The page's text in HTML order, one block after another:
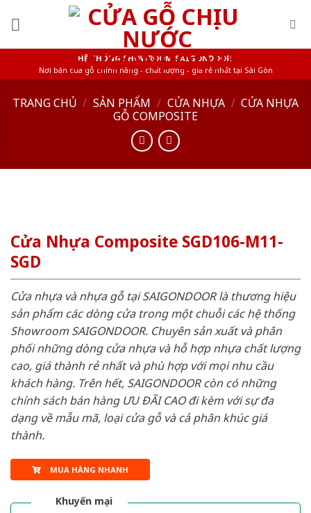
HỆ THỐNG SHOWROOM SAIGONDOOR
Nơi bán cửa gỗ chính hãng - chất lượng - giá rẻ nhất tại Sài Gòn
TRANG CHỦ / SẢN PHẨM / CỬA NHỰA / CỬA NHỰA
GỖ COMPOSITE
Cửa Nhựa Composite SGD106-M11-
SGD
Cửa nhựa và nhựa gỗ tại SAIGONDOOR là thương hiệu
sản phẩm các dòng cửa trong một chuỗi các hệ thống
Showroom SAIGONDOOR. Chuyên sản xuất và phân
phối những dòng cửa nhựa và hỗ hợp nhựa chất lượng
cao, giá thành rẻ nhất và phù hợp với mọi nhu cầu
khách hàng. Trên hết, SAIGONDOOR còn có những
chính sách bán hàng ƯU ĐÃI CAO đi kèm với sự đa
dạng về mẫu mã, loại cửa gỗ và cả phân khúc giá
thành.
MUA HÀNG NHANH
Khuyến mại